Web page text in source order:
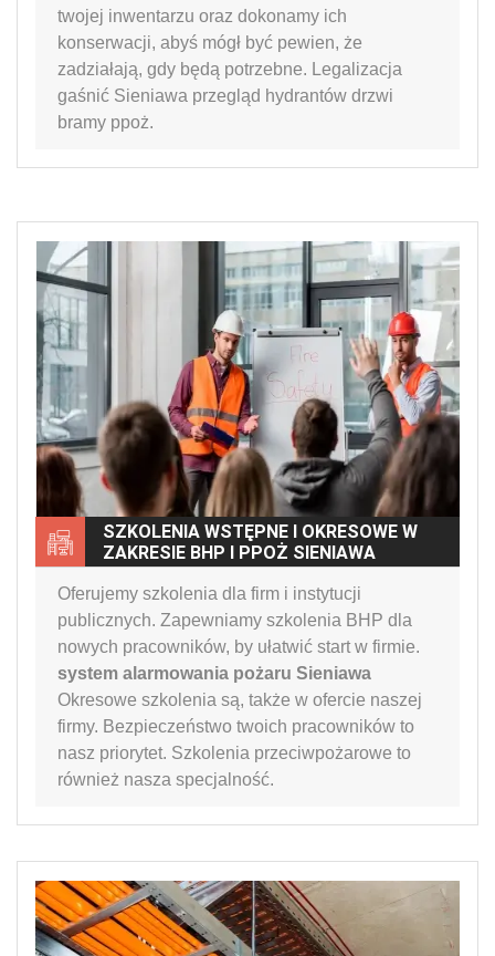
twojej inwentarzu oraz dokonamy ich
konserwacji, abyś mógł być pewien, że
zadziałają, gdy będą potrzebne. Legalizacja
gaśnić Sieniawa przegląd hydrantów drzwi
bramy ppoż.
SZKOLENIA WSTĘPNE I OKRESOWE W
ZAKRESIE BHP I PPOŻ SIENIAWA
Oferujemy szkolenia dla firm i instytucji
publicznych. Zapewniamy szkolenia BHP dla
nowych pracowników, by ułatwić start w firmie.
system alarmowania pożaru Sieniawa
Okresowe szkolenia są, także w ofercie naszej
firmy. Bezpieczeństwo twoich pracowników to
nasz priorytet. Szkolenia przeciwpożarowe to
również nasza specjalność.